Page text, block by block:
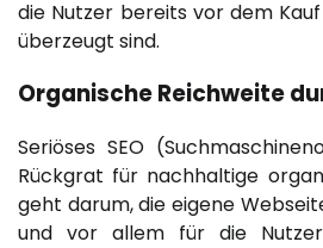
die Nutzer bereits vor dem
überzeugt sind.
Organische Reichweite
Seriöses SEO
Rückgrat für nachhaltige
geht darum, die eigene
und vor allem für die